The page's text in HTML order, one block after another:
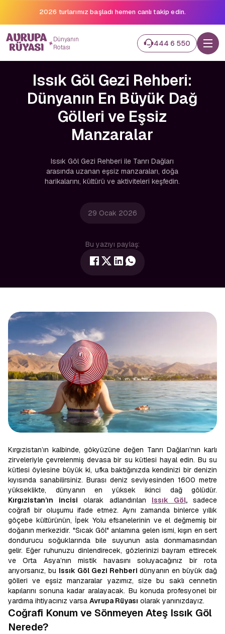
2026 turlarımız başladı hemen canlı takip edin.
Dünyanın
Rotası
444 6 550
Issık Göl Gezi Rehberi:
Dünyanın En Büyük Dağ
Gölleri ve Eşsiz
Manzaralar
Issık Göl Gezi Rehberi ile Tanrı Dağları
arasında uzanan eşsiz manzaraları, doğa
harikalarını, kültürü ve aktiviteleri keşfedin.
29 Ocak 2026
Bu yazıyı paylaş:
Kırgızistan’ın kalbinde, gökyüzüne değen Tanrı Dağları’nın karlı
zirveleriyle çevrelenmiş devasa bir su kütlesi hayal edin. Bu su
kütlesi öylesine büyük ki, ufka baktığınızda kendinizi bir denizin
kıyısında sanabilirsiniz. Burası deniz seviyesinden 1600 metre
yükseklikte, dünyanın en yüksek ikinci dağ gölüdür.
Kırgızistan’ın incisi olarak adlandırılan Issık Göl,sadece
coğrafi bir oluşumu ifade etmez. Aynı zamanda binlerce yıllık
göçebe kültürünün, İpek Yolu efsanelerinin ve el değmemiş bir
doğanın merkezidir. "Sıcak Göl" anlamına gelen ismi, kışın en sert
dondurucu soğuklarında bile suyunun asla donmamasından
gelir. Eğer ruhunuzu dinlendirecek, gözlerinizi bayram ettirecek
ve Orta Asya’nın mistik havasını soluyacağınız bir rota
arıyorsanız, bu Issık Göl Gezi Rehberi dünyanın en büyük dağ
gölleri ve eşsiz manzaralar yazımız, size bu saklı cennetin
kapılarını sonuna kadar aralayacak. Bu konuda profesyonel bir
yardıma ihtiyacınız varsa Avrupa Rüyası olarak yanınızdayız.
Coğrafi Konum ve Sönmeyen Ateş Issık Göl
Nerede?